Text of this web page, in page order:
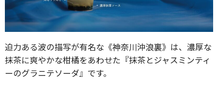
迫力ある波の描写が有名な《神奈川沖浪裏》は、濃厚な
抹茶に爽やかな柑橘をあわせた『抹茶とジャスミンティ
ーのグラニテソーダ』です。